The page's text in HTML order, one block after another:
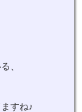
、
すね♪